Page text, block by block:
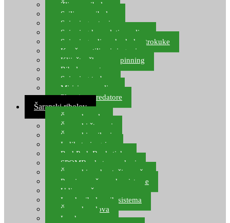
Žlice za ribolov
Sajlice za ribolov
Spinning setovi
Spinning kompleti varalica
Spinning udice, dvokuke, trokuke
Kopče, vrtilice i ringovi
Kliješta, škare za spinning
Ribolov pastrve
Spinning torbe
Mirisi za varalice
Plovci za predatore
Šaranski ribolov
Šaranske role
Šaranski štapovi
Šaranski najloni
Indikatori ugriza
Rod Pod, Banksticks
SPOMB rakete, markeri
Šaranski podmetači, mreže
Pernice za šaranske sisteme
Udice za šarana, amura
Izrada ribolovnih sistema
Šaranska olova
Leadcore